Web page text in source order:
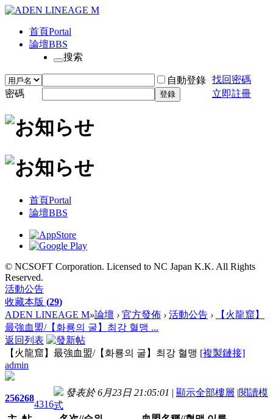
首頁Portal
論壇BBS
搜索
自動登錄 找回密碼
密碼
登錄 立即註冊
首頁Portal
論壇BBS
© NCSOFT Corporation. Licensed to NC Japan K.K. All Rights
Reserved.
活動公告
收藏本版 (29)
ADEN LINEAGE M»論壇 › 官方發佈 › 活動公告 ›
【火龍窟】
最強血盟/【화룡의 굴】최강 혈맹 ...
返回列表
【火龍窟】最強血盟/【화룡의 굴】최강 혈맹 [複製鏈接]
admin
256268
4316
發表於 6月23日 21:05:01 | 顯示全部樓層 |閱讀模
式